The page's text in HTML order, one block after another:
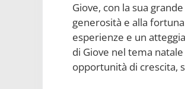
Giove, con la sua
generosità e alla
esperienze e un
di Giove nel tema
opportunità di crescita,